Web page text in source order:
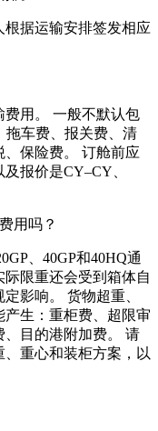
据运输安排签发相应
用。 一般不默认包
拖车费、报关费、清
保险费。 订舱前应
报价是CY–CY、
用吗？
、40GP和40HQ通
限重还会受到箱体自
影响。 货物超重、
生：重柜费、超限审
目的港附加费。 请
重心和装柜方案，以